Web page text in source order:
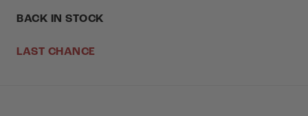
BACK IN STOCK
LAST CHANCE